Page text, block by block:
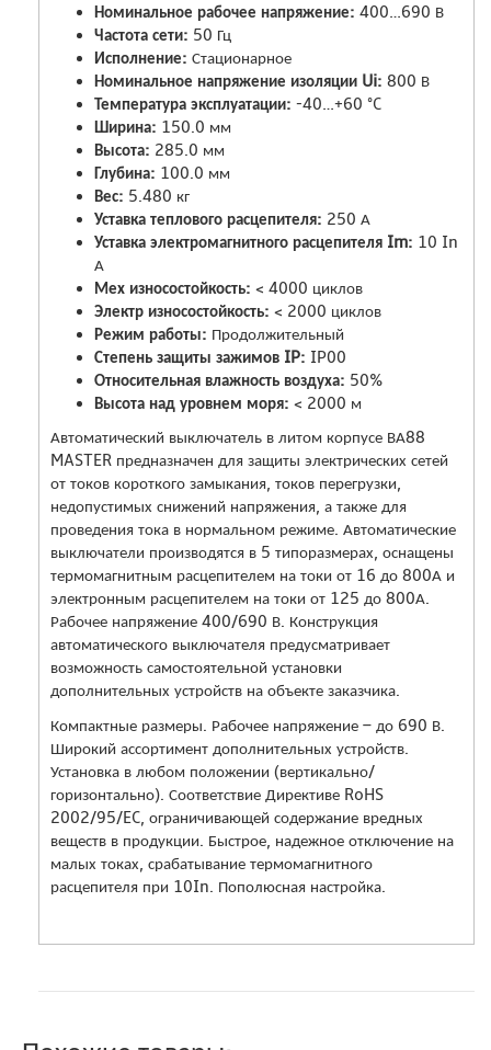
Номинальное рабочее напряжение: 400…690 В
Частота сети: 50 Гц
Исполнение: Стационарное
Номинальное напряжение изоляции Ui: 800 В
Температура эксплуатации: -40…+60 °C
Ширина: 150.0 мм
Высота: 285.0 мм
Глубина: 100.0 мм
Вес: 5.480 кг
Уставка теплового расцепителя: 250 А
Уставка электромагнитного расцепителя Im: 10 In
А
Мех износостойкость: < 4000 циклов
Электр износостойкость: < 2000 циклов
Режим работы: Продолжительный
Степень защиты зажимов IP: IP00
Относительная влажность воздуха: 50%
Высота над уровнем моря: < 2000 м
Автоматический выключатель в литом корпусе ВА88
MASTER предназначен для защиты электрических сетей
от токов короткого замыкания, токов перегрузки,
недопустимых снижений напряжения, а также для
проведения тока в нормальном режиме. Автоматические
выключатели производятся в 5 типоразмерах, оснащены
термомагнитным расцепителем на токи от 16 до 800А и
электронным расцепителем на токи от 125 до 800А.
Рабочее напряжение 400/690 В. Конструкция
автоматического выключателя предусматривает
возможность самостоятельной установки
дополнительных устройств на объекте заказчика.
Компактные размеры. Рабочее напряжение – до 690 В.
Широкий ассортимент дополнительных устройств.
Установка в любом положении (вертикально/
горизонтально). Соответствие Директиве RoHS
2002/95/EC, ограничивающей содержание вредных
веществ в продукции. Быстрое, надежное отключение на
малых токах, срабатывание термомагнитного
расцепителя при 10In. Пополюсная настройка.